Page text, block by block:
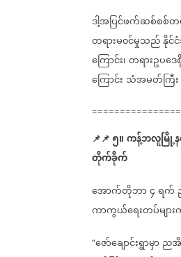
ဒါ့အပြင်ဖက်ဆစ်စစ်
တရားမ၀င်မှုသည်နိုင်
ကြောင်း၊တရားဥပဒေ
ကြောင်း သံအမတ်ကြီး
📌📌၅။ကန့်ဘလူမြို့
တိုက်ခိုက်
အောက်တိုဘာ၄ရက်
ကာကွယ်ရေးတပ်မျ
"ဇော်ချောင်းရွာမှာညအိ